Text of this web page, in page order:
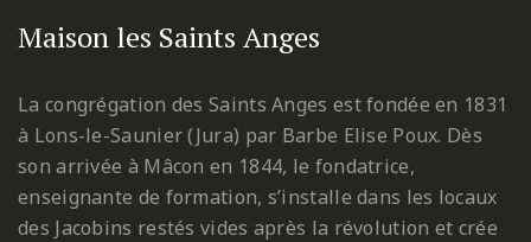
Maison les Saints Anges
La congrégation des Saints Anges est fondée en 1831
à Lons-le-Saunier (Jura) par Barbe Elise Poux. Dès
son arrivée à Mâcon en 1844, le fondatrice,
enseignante de formation, s’installe dans les locaux
des Jacobins restés vides après la révolution et crée